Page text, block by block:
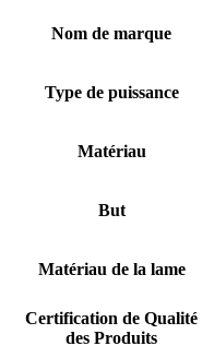
Nom de marque
Type de puissance
Matériau
But
Matériau de la lame
Certification de Qualité
des Produits